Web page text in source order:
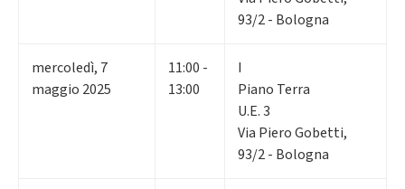
93/2 - Bologna
mercoledì, 7
maggio 2025
11:00 -
13:00
I
Piano Terra
U.E. 3
Via Piero Gobetti,
93/2 - Bologna